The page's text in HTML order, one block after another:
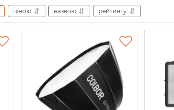
ціною назвою рейтингу